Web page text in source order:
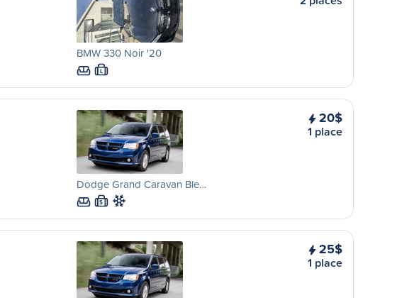
BMW 330 Noir '20
L
Dodge Grand Caravan Ble…
S
20$
1 place
25$
1 place